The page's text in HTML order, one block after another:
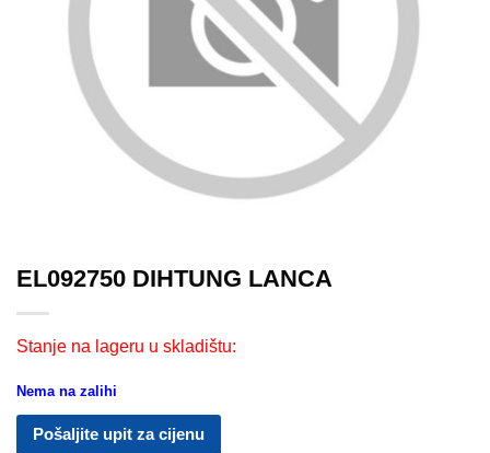
EL092750 DIHTUNG LANCA
Stanje na lageru u skladištu:
Nema na zalihi
Pošaljite upit za cijenu